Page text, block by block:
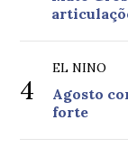
4
EL NINO
Agosto
forte